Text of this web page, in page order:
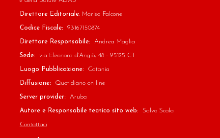
Direttore Editoriale: Marisa Falcone
Codice Fiscale: 93167150874
Direttore Responsabile: Andrea Maglia
Sede: via Eleonora d'Angiò, 48 - 95125 CT
Luogo Pubblicazione: Catania
Diffusione: Quotidiano on line
Server provider: Aruba
Autore e Responsabile tecnico sito web: Salvo Scala
Contattaci